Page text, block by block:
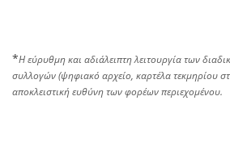
*Η εύρυθμη και αδιάλειπτη λειτουργία των
συλλογών (ψηφιακό αρχείο, καρτέλα τεκμηρίου
αποκλειστική ευθύνη των φορέων περιεχομένου.